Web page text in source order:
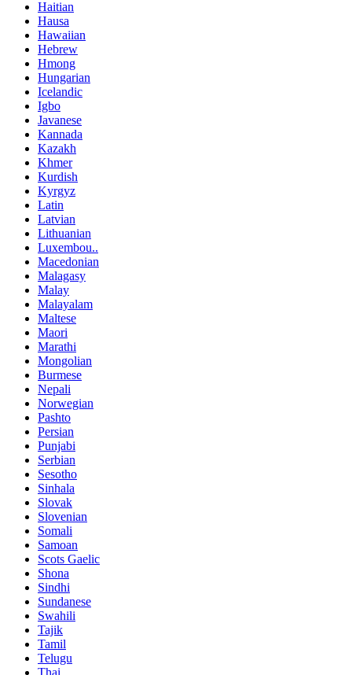
Haitian
Hausa
Hawaiian
Hebrew
Hmong
Hungarian
Icelandic
Igbo
Javanese
Kannada
Kazakh
Khmer
Kurdish
Kyrgyz
Latin
Latvian
Lithuanian
Luxembou..
Macedonian
Malagasy
Malay
Malayalam
Maltese
Maori
Marathi
Mongolian
Burmese
Nepali
Norwegian
Pashto
Persian
Punjabi
Serbian
Sesotho
Sinhala
Slovak
Slovenian
Somali
Samoan
Scots Gaelic
Shona
Sindhi
Sundanese
Swahili
Tajik
Tamil
Telugu
Thai